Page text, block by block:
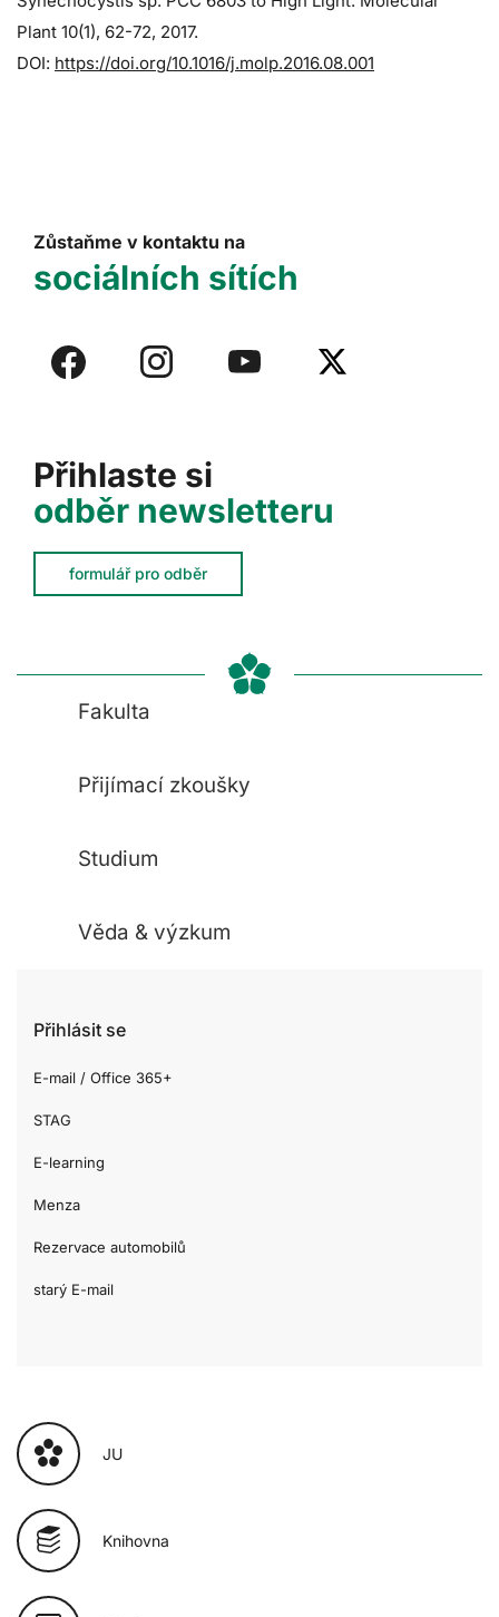
Plant 10(1), 62-72, 2017.
DOI: https://doi.org/10.1016/j.molp.2016.08.001
Přihlaste si
odběr newsletteru
formulář pro odběr
Zůstaňme v kontaktu na
sociálních sítích
Fakulta
Přijímací zkoušky
Studium
Věda & výzkum
Přihlásit se
E-mail / Office 365+
STAG
E-learning
Menza
Rezervace automobilů
starý E-mail
JU
Knihovna